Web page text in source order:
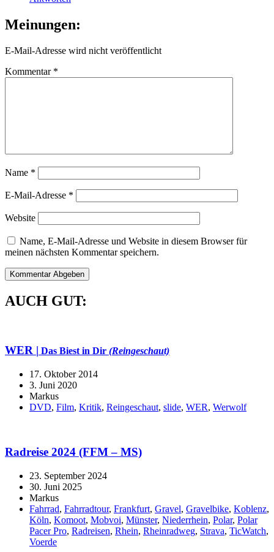
Meinungen:
E-Mail-Adresse wird nicht veröffentlicht
Kommentar *
Name *
E-Mail-Adresse *
Website
Name, E-Mail-Adresse und Website in diesem Browser für
meinen nächsten Kommentar speichern.
AUCH GUT:
WER | Das Biest in Dir (Reingeschaut)
17. Oktober 2014
3. Juni 2020
Markus
DVD, Film, Kritik, Reingeschaut, slide, WER, Werwolf
Radreise 2024 (FFM – MS)
23. September 2024
30. Juni 2025
Markus
Fahrrad, Fahrradtour, Frankfurt, Gravel, Gravelbike, Koblenz,
Köln, Komoot, Mobvoi, Münster, Niederrhein, Polar, Polar
Pacer Pro, Radreisen, Rhein, Rheinradweg, Strava, TicWatch,
Voerde